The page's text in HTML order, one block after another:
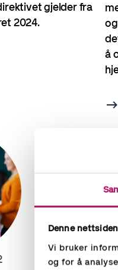
Denne
Vi bruker
og for å
gjelder fra
2024.
å